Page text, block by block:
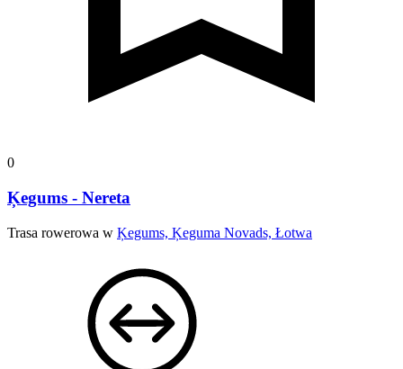
0
Ķegums - Nereta
Trasa rowerowa w Ķegums, Ķeguma Novads, Łotwa